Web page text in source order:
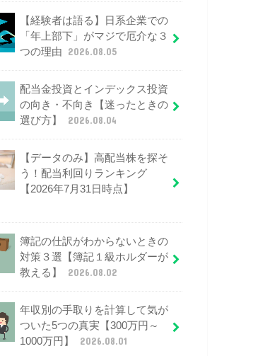
【経験者は語る】日系企業での
「年上部下」がマジで厄介な３
つの理由
2026.08.05
配当金投資とインデックス投資
の向き・不向き【迷ったときの
選び方】
2026.08.04
【データのみ】高配当株を探そ
う！配当利回りランキング
【2026年7月31日時点】
簿記の仕訳がわからないときの
対策３選【簿記１級ホルダーが
教える】
2026.08.02
年収別の手取りを計算して気が
ついた5つの真実【300万円～
1000万円】
2026.08.01